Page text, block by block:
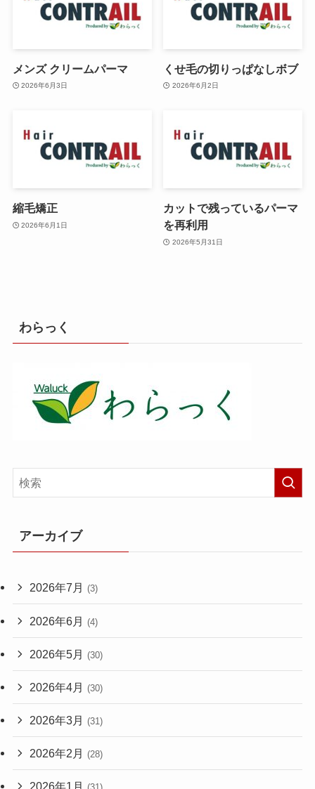
メンズ クリームパーマ
2026年6月3日
くせ毛の切りっぱなしボブ
2026年6月2日
縮毛矯正
2026年6月1日
カットで残っているパーマ
を再利用
2026年5月31日
わらっく
アーカイブ
2026年7月 (3)
2026年6月 (4)
2026年5月 (30)
2026年4月 (30)
2026年3月 (31)
2026年2月 (28)